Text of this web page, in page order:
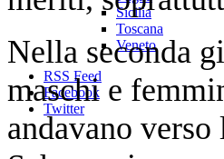
Sicilia
Toscana
Veneto
RSS Feed
Facebook
Twitter
Nella seconda
maschi e
andavano